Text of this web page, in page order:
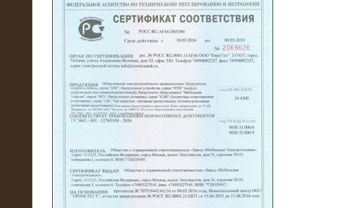
21.08.2016
На производственное предприятие
модули 20 МВт (0,4 кВ)